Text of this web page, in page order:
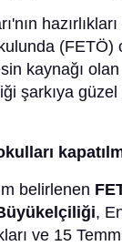
(FETÖ)
kaynağı olan
şarkıya
belirlenen
,
ve 15